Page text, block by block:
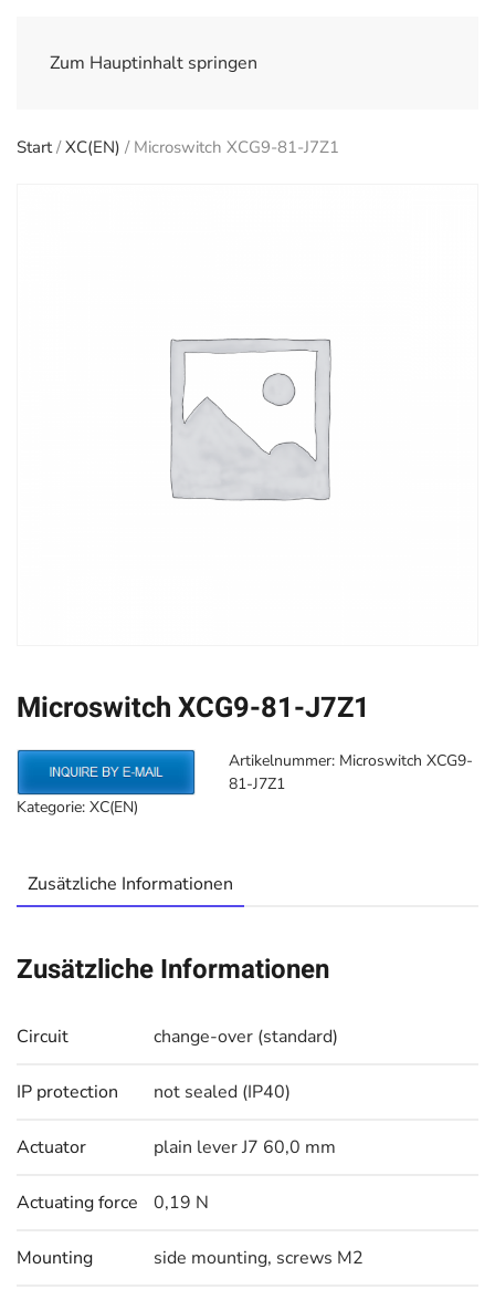
Zum Hauptinhalt springen
Start/XC(EN) / Microswitch XCG9-81-J7Z1
Microswitch XCG9-81-J7Z1
Artikelnummer: Microswitch XCG9-
81-J7Z1
Kategorie: XC(EN)
Zusätzliche Informationen
Zusätzliche Informationen
Circuit change-over (standard)
IP protection not sealed (IP40)
Actuator plain lever J7 60,0 mm
Actuating force 0,19 N
Mounting side mounting, screws M2